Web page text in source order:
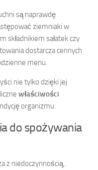
są naprawdę
ziemniaki w
składnikiem sałatek czy
dostarcza cennych
menu.
nie tylko dzięki jej
właściwości
organizmu.
do spożywania
z niedoczynnością,